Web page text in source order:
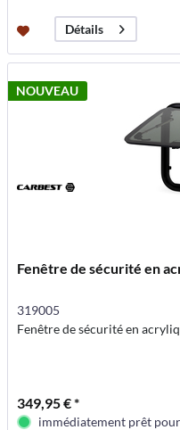
Détails
NOUVEAU
Fenêtre de sécurité en
319005
Fenêtre de sécurité en
349,95 € *
immédiatement prêt